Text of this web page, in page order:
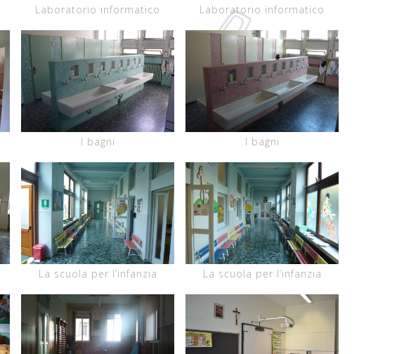
Laboratorio informatico Laboratorio informatico
I bagni I bagni
La scuola per l’infanzia La scuola per l’infanzia